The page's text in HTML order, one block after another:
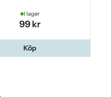
I lager
99 kr
Köp